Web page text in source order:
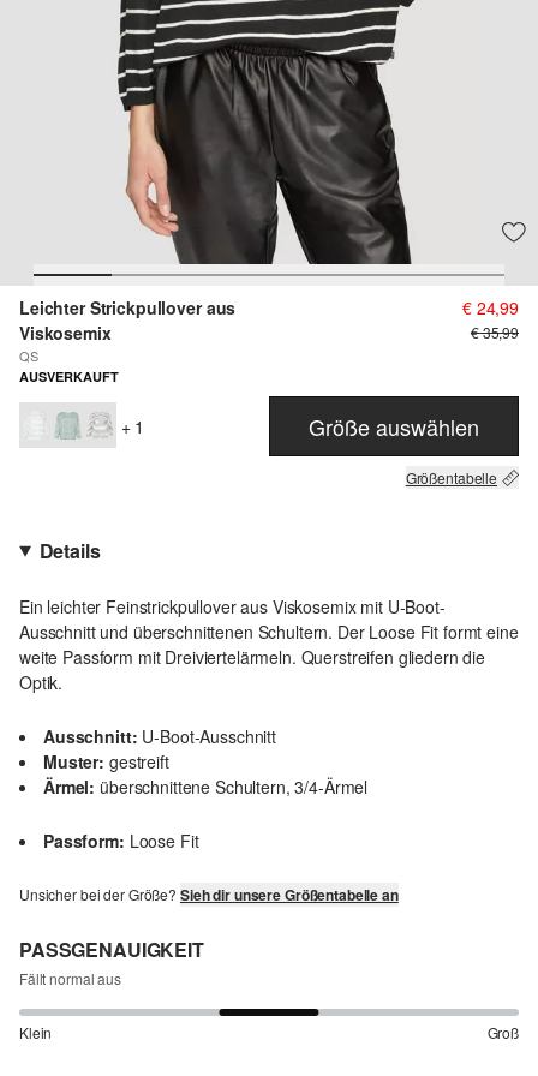
Leichter Strickpullover aus
Viskosemix
QS
€ 24,99
€ 35,99
AUSVERKAUFT
+ 1 Größe auswählen
Größentabelle
Details
Ein leichter Feinstrickpullover aus Viskosemix mit U-Boot-
Ausschnitt und überschnittenen Schultern. Der Loose Fit formt eine
weite Passform mit Dreiviertelärmeln. Querstreifen gliedern die
Optik.
Ausschnitt: U-Boot-Ausschnitt
Muster: gestreift
Ärmel: überschnittene Schultern, 3/4-Ärmel
Passform: Loose Fit
Unsicher bei der Größe? Sieh dir unsere Größentabelle an
PASSGENAUIGKEIT
Fällt normal aus
Klein Groß